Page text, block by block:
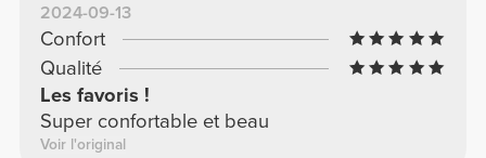
2024-09-13
Confort
Qualité
Les favoris !
Super confortable et beau
Voir l'original